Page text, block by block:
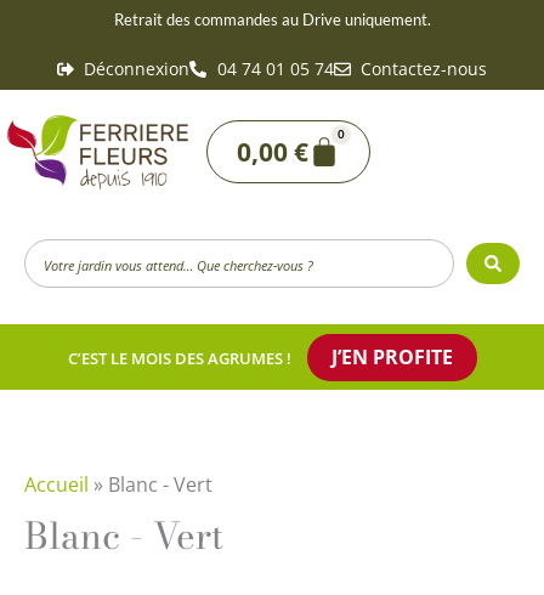
contenu
Retrait des commandes au Drive uniquement.
Déconnexion 04 74 01 05 74 Contactez-nous
0,00€
0
Panier
Search
...
C’EST LE MOIS DES AGRUMES ! J’EN PROFITE
Accueil » Blanc - Vert
Blanc - Vert